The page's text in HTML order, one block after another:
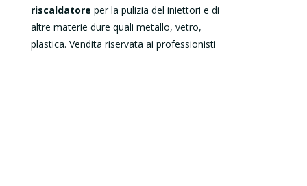
riscaldatore per la pulizia del iniettori e di
altre materie dure quali metallo, vetro,
plastica. Vendita riservata ai professionisti